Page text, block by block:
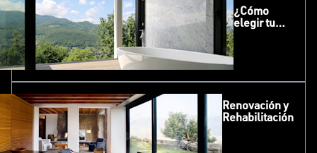
¿Cómo
elegir tu
Renovación y
Rehabilitación